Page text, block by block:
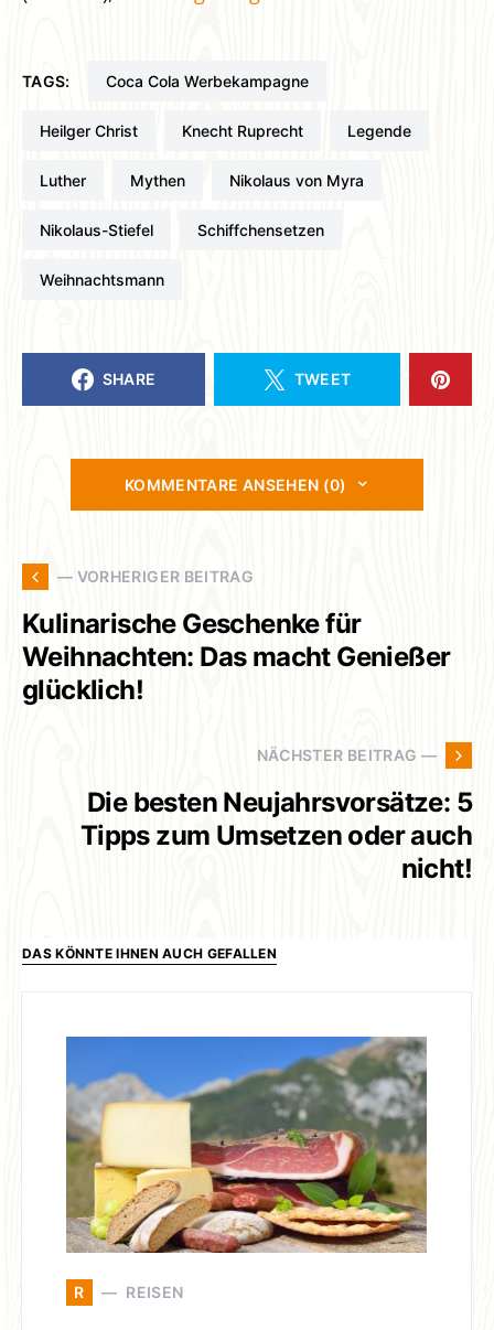
TAGS: Coca Cola Werbekampagne
Heilger Christ Knecht Ruprecht Legende
Luther Mythen Nikolaus von Myra
Nikolaus-Stiefel Schiffchensetzen
Weihnachtsmann
SHARE TWEET
KOMMENTARE ANSEHEN (0)
— VORHERIGER BEITRAG
Kulinarische Geschenke für
Weihnachten: Das macht Genießer
glücklich!
NÄCHSTER BEITRAG —
Die besten Neujahrsvorsätze: 5
Tipps zum Umsetzen oder auch
nicht!
DAS KÖNNTE IHNEN AUCH GEFALLEN
R REISEN